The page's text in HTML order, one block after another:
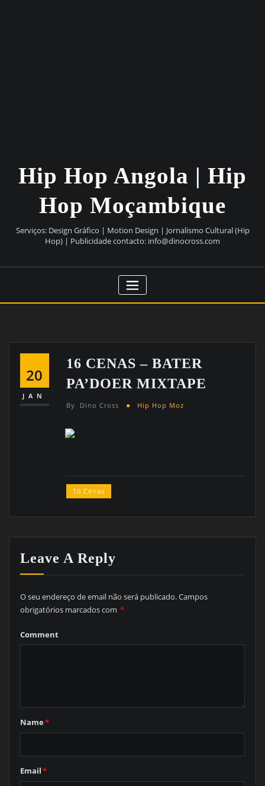
Hip Hop Angola | Hip
Hop Moçambique
Serviços: Design Gráfico | Motion Design | Jornalismo Cultural (Hip
Hop) | Publicidade contacto: info@dinocross.com
20
JAN
16 CENAS – BATER
PA’DOER MIXTAPE
By Dino Cross Hip Hop Moz
16 Cenas
Leave A Reply
O seu endereço de email não será publicado.Campos
obrigatórios marcados com *
Comment
Name*
Email*